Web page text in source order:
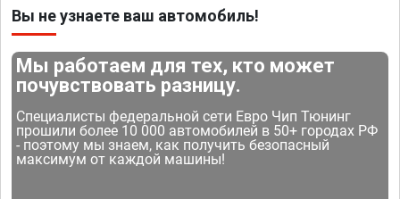
Вы не узнаете ваш автомобиль!
Мы работаем для тех, кто может
почувствовать разницу.
Специалисты федеральной сети Евро Чип Тюнинг
прошили более 10 000 автомобилей в 50+ городах РФ
- поэтому мы знаем, как получить безопасный
максимум от каждой машины!